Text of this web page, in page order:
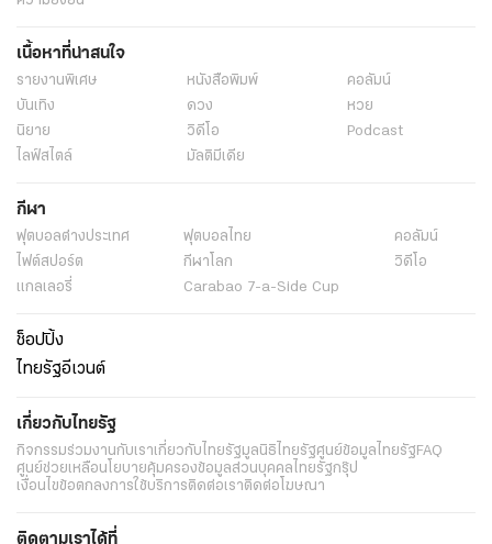
เนื้อหาที่น่าสนใจ
รายงานพิเศษ หนังสือพิมพ์
คอลัมน์
บันเทิง
ดวง
หวย
นิยาย
วิดีโอ
Podcast
ไลฟ์สไตล์
มัลติมีเดีย
กีฬา
ฟุตบอลต่่างประเทศ ฟุตบอลไทย
คอลัมน์
ไฟต์สปอร์ต
กีฬาโลก
วิดีโอ
แกลเลอรี่
Carabao 7-a-Side Cup
ช็อปปิ้ง
ไทยรัฐอีเวนต์
เกี่ยวกับไทยรัฐ
กิจกรรมร่วมงานกับเราเกี่ยวกับไทยรัฐมูลนิธิไทยรัฐศูนย์ข้อมูลไทยรัฐFAQ
ศูนย์ช่วยเหลือนโยบายคุ้มครองข้อมูลส่วนบุคคลไทยรัฐกรุ๊ป
เงื่อนไขข้อตกลงการใช้บริการติดต่อเราติดต่อโฆษณา
ติดตามเราได้ที่